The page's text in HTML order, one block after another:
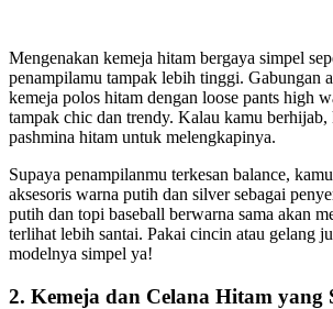
Mengenakan kemeja hitam bergaya simpel
penampilamu tampak lebih tinggi. Gabungan
kemeja polos hitam dengan loose pants high
tampak chic dan trendy. Kalau kamu berhijab,
pashmina hitam untuk melengkapinya.
Supaya penampilanmu terkesan balance,
aksesoris warna putih dan silver sebagai
putih dan topi baseball berwarna sama akan
terlihat lebih santai. Pakai cincin atau gelang
modelnya simpel ya!
2. Kemeja dan Celana Hitam yang